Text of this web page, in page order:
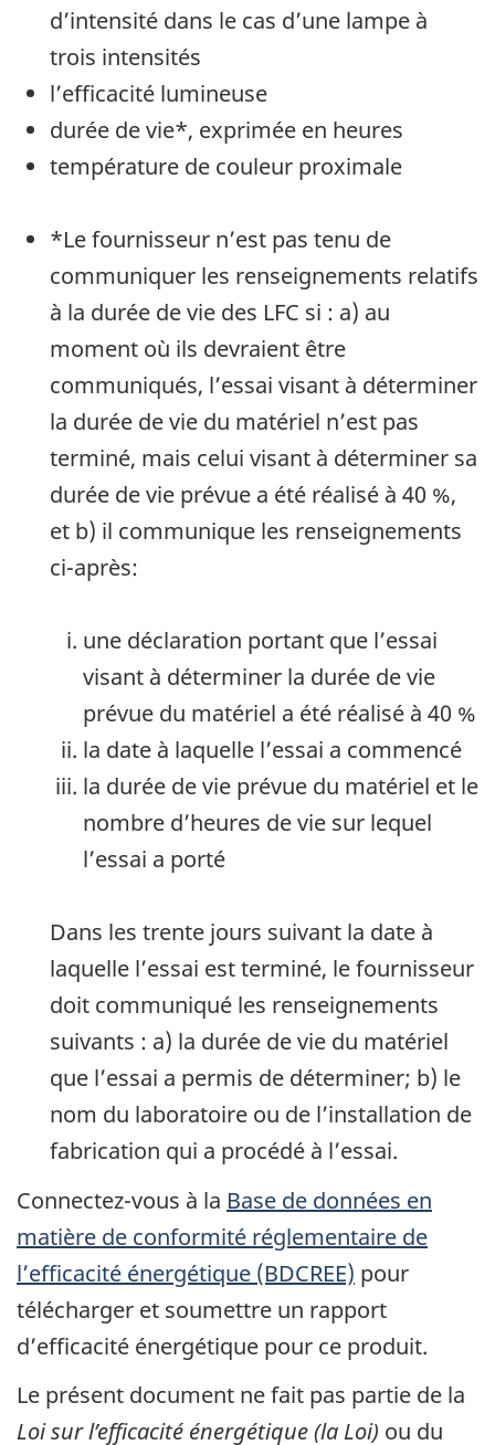
d’intensité dans le cas d’une lampe à
trois intensités
l’efficacité lumineuse
durée de vie*, exprimée en heures
température de couleur proximale
*Le fournisseur n’est pas tenu de
communiquer les renseignements relatifs
à la durée de vie des LFC si : a) au
moment où ils devraient être
communiqués, l’essai visant à déterminer
la durée de vie du matériel n’est pas
terminé, mais celui visant à déterminer sa
durée de vie prévue a été réalisé à 40 %,
et b) il communique les renseignements
ci-après:
une déclaration portant que l’essai
visant à déterminer la durée de vie
prévue du matériel a été réalisé à 40 %
la date à laquelle l’essai a commencé
la durée de vie prévue du matériel et le
nombre d’heures de vie sur lequel
l’essai a porté
Dans les trente jours suivant la date à
laquelle l’essai est terminé, le fournisseur
doit communiqué les renseignements
suivants : a) la durée de vie du matériel
que l’essai a permis de déterminer; b) le
nom du laboratoire ou de l’installation de
fabrication qui a procédé à l’essai.
Connectez-vous à la Base de données en
matière de conformité réglementaire de
l’efficacité énergétique (BDCREE) pour
télécharger et soumettre un rapport
d’efficacité énergétique pour ce produit.
Le présent document ne fait pas partie de la
Loi sur l’efficacité énergétique (la Loi) ou du